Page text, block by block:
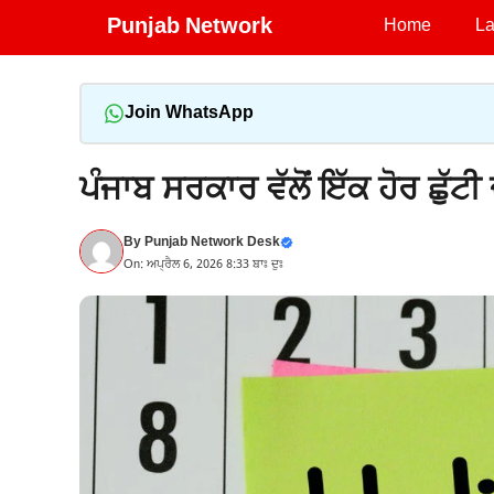
Punjab Network Home
Join WhatsApp
ਪੰਜਾਬ ਸਰਕਾਰ ਵੱਲੋਂ ਇੱਕ ਹੋਰ
ByPunjab Network Desk
On: ਅਪ੍ਰੈਲ 6, 2026 8:33 ਬਾਃ ਦੁਃ